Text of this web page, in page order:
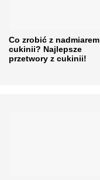
Co zrobić z nadmiarem
cukinii? Najlepsze
przetwory z cukinii!